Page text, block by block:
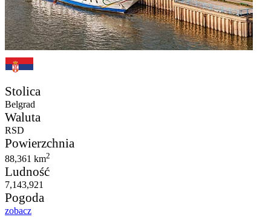
Stolica
Belgrad
Waluta
RSD
Powierzchnia
88,361 km2
Ludność
7,143,921
Pogoda
zobacz